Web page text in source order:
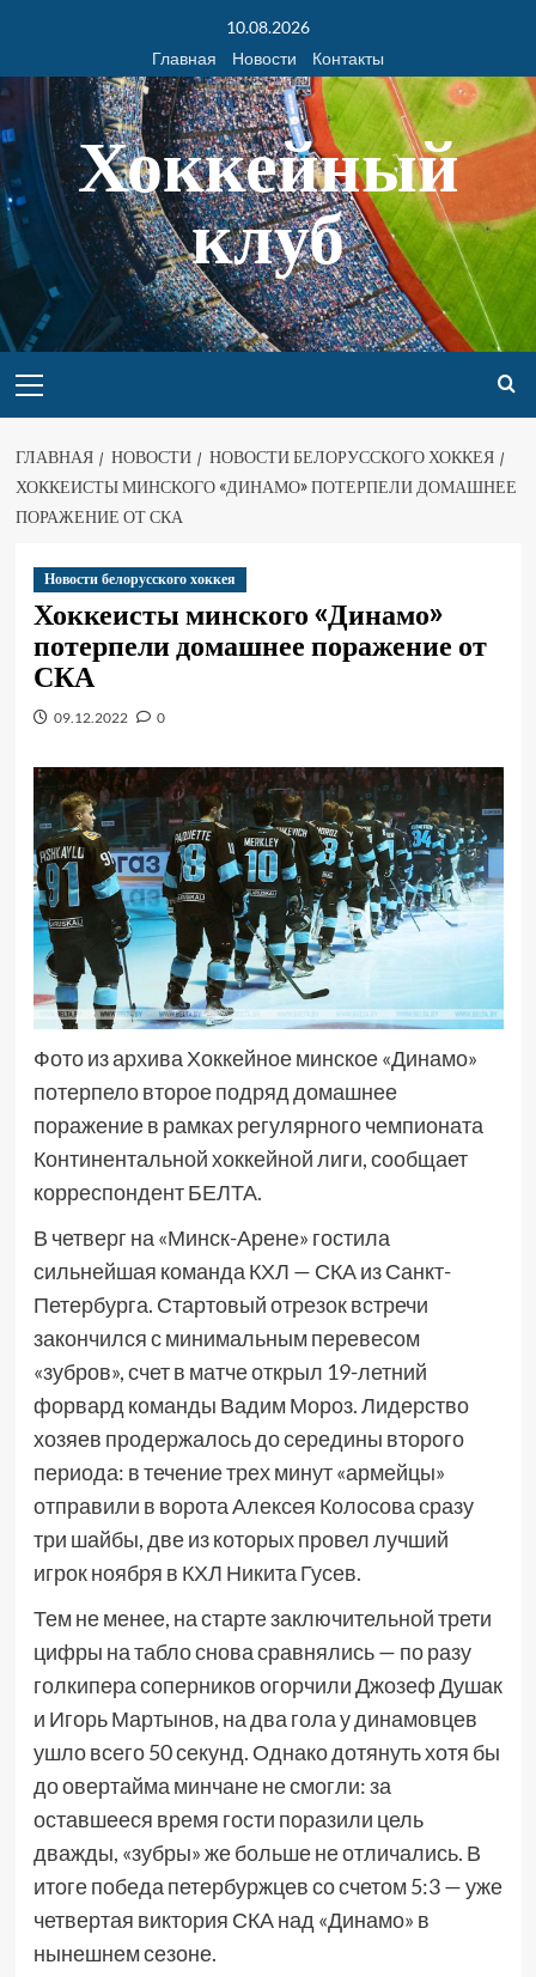
10.08.2026
Главная
Новости Контакты
Хоккейный
клуб
ГЛАВНАЯ НОВОСТИ
НОВОСТИ БЕЛОРУССКОГО ХОККЕЯ
ХОККЕИСТЫ МИНСКОГО «ДИНАМО» ПОТЕРПЕЛИ ДОМАШНЕЕ
ПОРАЖЕНИЕ ОТ СКА
Новости белорусского хоккея
Хоккеисты минского «Динамо»
потерпели домашнее поражение от
СКА
09.12.2022 0
Фото из архива Хоккейное минское «Динамо»
потерпело второе подряд домашнее
поражение в рамках регулярного чемпионата
Континентальной хоккейной лиги, сообщает
корреспондент БЕЛТА.
В четверг на «Минск-Арене» гостила
сильнейшая команда КХЛ — СКА из Санкт-
Петербурга. Стартовый отрезок встречи
закончился с минимальным перевесом
«зубров», счет в матче открыл 19-летний
форвард команды Вадим Мороз. Лидерство
хозяев продержалось до середины второго
периода: в течение трех минут «армейцы»
отправили в ворота Алексея Колосова сразу
три шайбы, две из которых провел лучший
игрок ноября в КХЛ Никита Гусев.
Тем не менее, на старте заключительной трети
цифры на табло снова сравнялись — по разу
голкипера соперников огорчили Джозеф Душак
и Игорь Мартынов, на два гола у динамовцев
ушло всего 50 секунд. Однако дотянуть хотя бы
до овертайма минчане не смогли: за
оставшееся время гости поразили цель
дважды, «зубры» же больше не отличались. В
итоге победа петербуржцев со счетом 5:3 — уже
четвертая виктория СКА над «Динамо» в
нынешнем сезоне.